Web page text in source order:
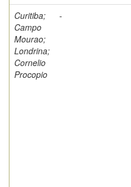
Curitiba;
Campo
Mourao;
Londrina;
Cornelio
Procopio
-